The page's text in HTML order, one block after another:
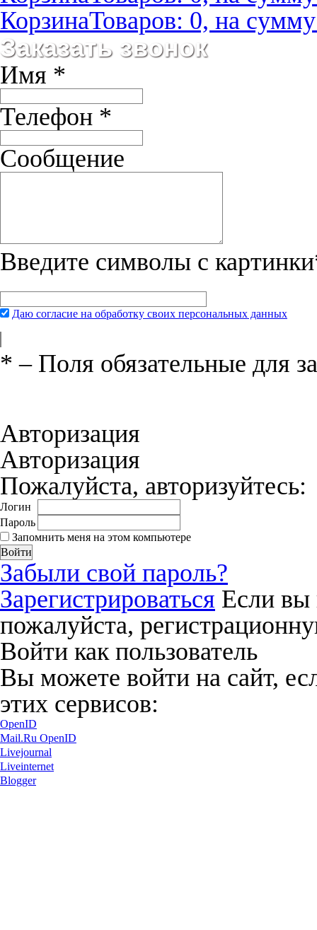
КорзинаТоваров: 0, на
Заказать звонок
Имя *
Телефон *
Сообщение
Введите символы с картинки
Даю согласие на обработку своих персональных данных
* – Поля обязательные для
Авторизация
Авторизация
Пожалуйста, авторизуйтесь:
Логин
Пароль
Запомнить меня на этом компьютере
Забыли свой пароль?
Зарегистрироваться Если вы
пожалуйста,
Войти как пользователь
Вы можете войти на сайт,
этих сервисов:
OpenID
Mail.Ru OpenID
Livejournal
Liveinternet
Blogger